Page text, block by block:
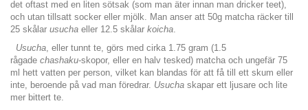
det oftast med en liten sötsak (som man äter innan man dricker teet),
och utan tillsatt socker eller mjölk. Man anser att 50g matcha räcker till
25 skålar usucha eller 12.5 skålar koicha.
Usucha, eller tunnt te, görs med cirka 1.75 gram (1.5
rågade chashaku-skopor, eller en halv tesked) matcha och ungefär 75
ml hett vatten per person, vilket kan blandas för att få till ett skum eller
inte, beroende på vad man föredrar. Usucha skapar ett ljusare och lite
mer bittert te.